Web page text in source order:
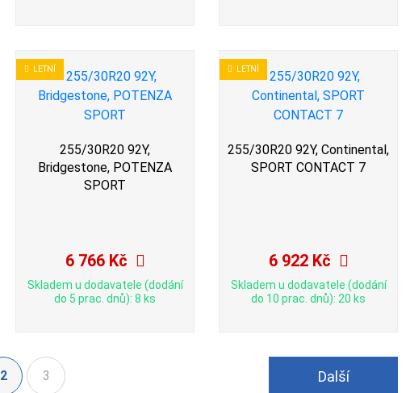
LETNÍ
255/30R20 92Y,
Bridgestone, POTENZA
SPORT
6 766 Kč
Skladem u dodavatele (dodání
do 5 prac. dnů): 8 ks
LETNÍ
255/30R20 92Y, Continental,
SPORT CONTACT 7
6 922 Kč
Skladem u dodavatele (dodání
do 10 prac. dnů): 20 ks
2
(aktuální)
3 Další